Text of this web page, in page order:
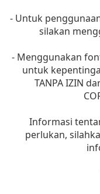
- Untuk
silakan
- Menggunakan
untuk
TANPA IZIN
Informasi
perlukan,